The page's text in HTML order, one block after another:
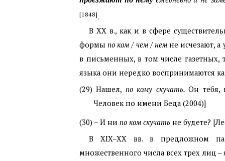
[1848].
В XXв., как и в сфере
формыпо ком/чем /немне исчезают, а
в письменных, в том числе газетных,
языка они нередко воспринимаются
(29)Нашел, по кому скучать.Он тебя,
Человек по имени Беда (2004)]
(30) – И ни по ком скучать не будете?
В XIX–XXвв. в предложном
множественного числа всех трех лиц –